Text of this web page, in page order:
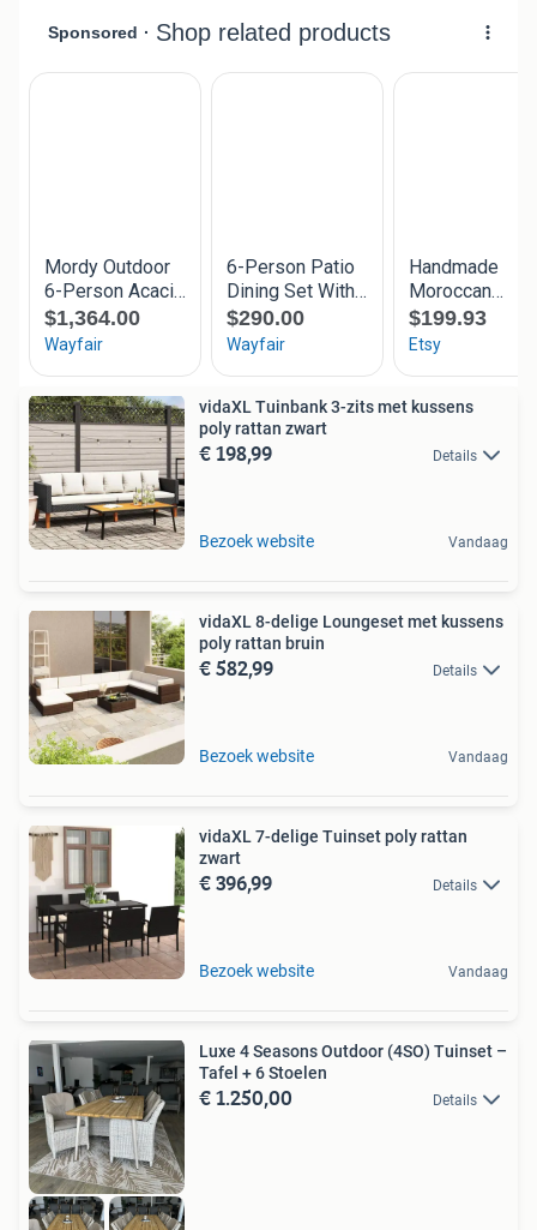
vidaXL Tuinbank 3-zits met kussens
poly rattan zwart
€ 198,99 Details
Bezoek website Vandaag
vidaXL 8-delige Loungeset met kussens
poly rattan bruin
€ 582,99 Details
Bezoek website Vandaag
vidaXL 7-delige Tuinset poly rattan
zwart
€ 396,99 Details
Bezoek website Vandaag
Luxe 4 Seasons Outdoor (4SO) Tuinset –
Tafel + 6 Stoelen
€ 1.250,00 Details